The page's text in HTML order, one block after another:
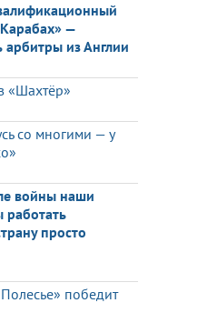
—
из Англии
«Шахтёр»
со многими — у
войны наши
просто
победит